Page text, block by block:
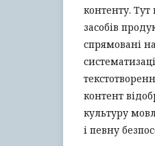
контенту. Тут
засобів
спрямовані
контент
культуру
і певну